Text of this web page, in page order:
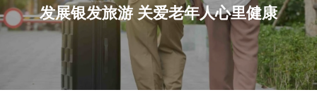
发展银发旅游 关爱老年人心里健康